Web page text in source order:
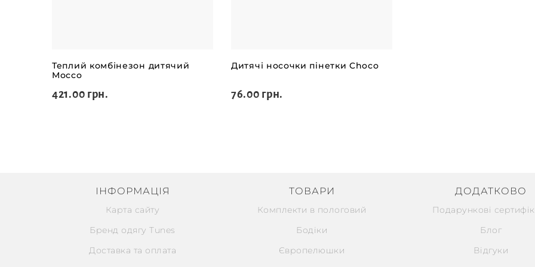
Теплий комбінезон дитячий
Mocco
421.00 грн.
Дитячі носочки пінетки Choco
76.00 грн.
ІНФОРМАЦІЯ
Карта сайту
Бренд одягу Tunes
Доставка та оплата
ТОВАРИ
Комплекти в пологовий
Бодіки
Європелюшки
ДОДАТКОВО
Подарункові
Блог
Відгуки